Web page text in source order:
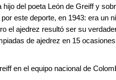
del poeta León de Greiff y
este deporte, en 1943: era un
el ajedrez resultó ser su
de ajedrez en 15
en el equipo nacional de